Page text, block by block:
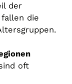
der
die
oft